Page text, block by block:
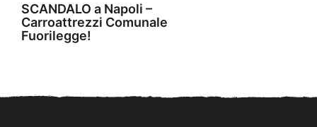
SCANDALO a Napoli –
Carroattrezzi Comunale
Fuorilegge!